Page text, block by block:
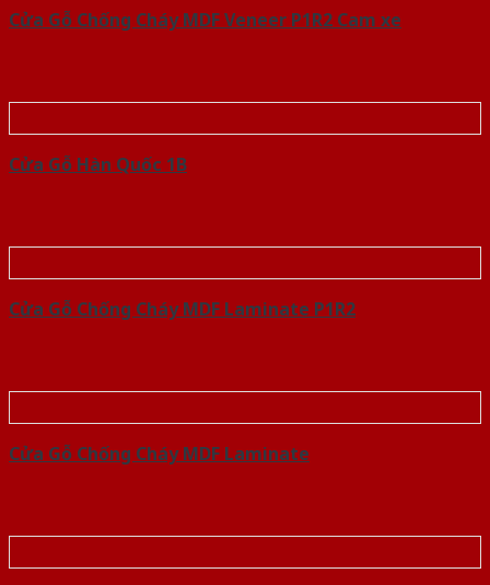
Cửa Gỗ Chống Cháy MDF Veneer P1R2 Cam xe
Cửa Gỗ Hàn Quốc 1B
Cửa Gỗ Chống Cháy MDF Laminate P1R2
Cửa Gỗ Chống Cháy MDF Laminate